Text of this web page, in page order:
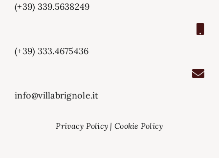
(+39) 339.5638249
(+39) 333.4675436
info@villabrignole.it
Privacy Policy |Cookie Policy